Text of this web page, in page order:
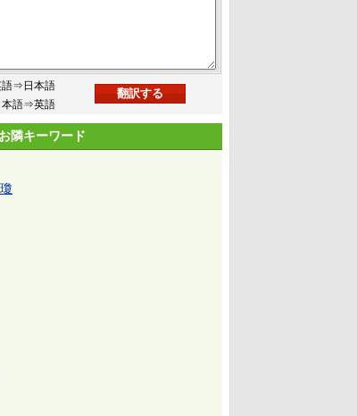
語⇒日本語
本語⇒英語
隣キーワード